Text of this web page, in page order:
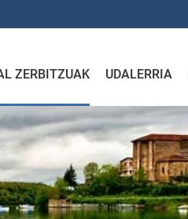
ZERBITZUAK UDALERRIA